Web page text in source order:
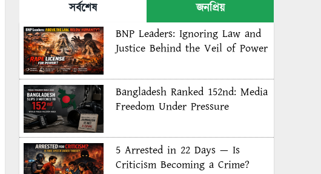
সর্বশেষ
জনপ্রিয়
BNP Leaders: Ignoring Law and
Justice Behind the Veil of Power
Bangladesh Ranked 152nd: Media
Freedom Under Pressure
5 Arrested in 22 Days — Is
Criticism Becoming a Crime?